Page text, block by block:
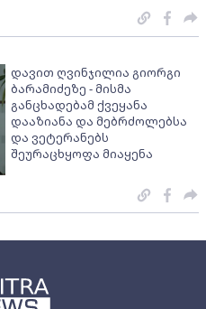
დავით ღვინჯილია გიორგი
ბარამიძეზე - მისმა
განცხადებამ ქვეყანა
დააზიანა და მებრძოლებსა
და ვეტერანებს
შეურაცხყოფა მიაყენა